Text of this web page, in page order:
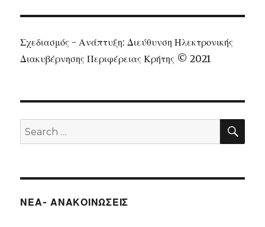
Σχεδιασμός - Ανάπτυξη: Διεύθυνση Ηλεκτρονικής
Διακυβέρνησης Περιφέρειας Κρήτης © 2021
Search
for:
ΝΕΑ- ΑΝΑΚΟΙΝΩΣΕΙΣ